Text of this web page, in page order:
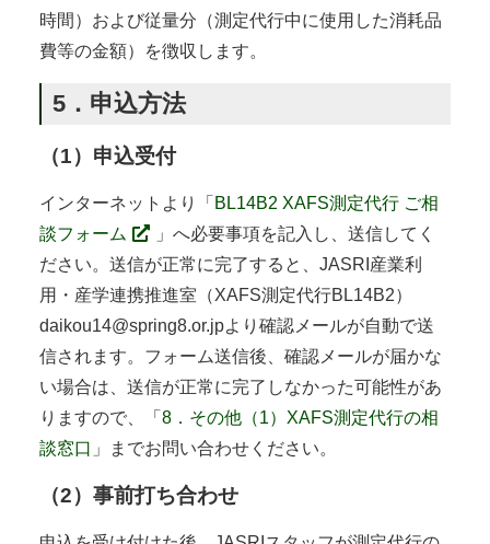
時間）および従量分（測定代行中に使用した消耗品
費等の金額）を徴収します。
5．申込方法
（1）申込受付
インターネットより「 BL14B2 XAFS測定代行 ご相
談フォーム
」へ必要事項を記入し、送信してく
ださい。送信が正常に完了すると、JASRI産業利
用・産学連携推進室（XAFS測定代行BL14B2）
daikou14@spring8.or.jpより確認メールが自動で送
信されます。フォーム送信後、確認メールが届かな
い場合は、送信が正常に完了しなかった可能性があ
りますので、「 8．その他（1）XAFS測定代行の相
談窓口 」までお問い合わせください。
（2）事前打ち合わせ